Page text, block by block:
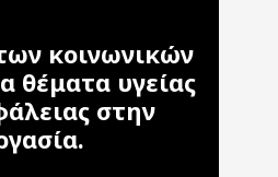
κοινωνικών
θέματα υγείας
στην